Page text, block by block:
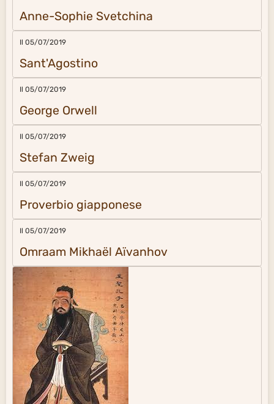
Anne-Sophie Svetchina
Il 05/07/2019
Sant'Agostino
Il 05/07/2019
George Orwell
Il 05/07/2019
Stefan Zweig
Il 05/07/2019
Proverbio giapponese
Il 05/07/2019
Omraam Mikhaël Aïvanhov